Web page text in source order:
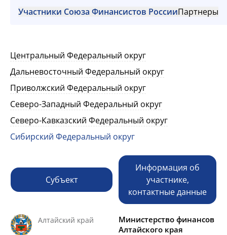
опытом
Участники Союза Финансистов РоссииПартнеры
Центральный Федеральный округ
Дальневосточный Федеральный округ
Приволжский Федеральный округ
Северо-Западный Федеральный округ
Северо-Кавказский Федеральный округ
Сибирский Федеральный округ
Субъект
Информация об
участнике,
контактные данные
Алтайский край
Министерство финансов
Алтайского края